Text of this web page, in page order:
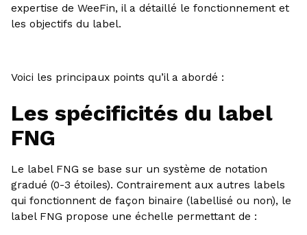
expertise de WeeFin, il a détaillé le fonctionnement et
les objectifs du label.
Voici les principaux points qu’il a abordé :
Les spécificités du label
FNG
Le label FNG se base sur un système de notation
gradué (0-3 étoiles). Contrairement aux autres labels
qui fonctionnent de façon binaire (labellisé ou non), le
label FNG propose une échelle permettant de :